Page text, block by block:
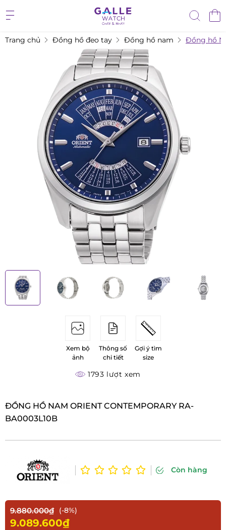
Trang chủ Đồng hồ đeo tay Đồng hồ nam Đồng hồ
Xem bộ
ảnh
Thông số
chi tiết
Gợi ý tìm
size
1793 lượt xem
ĐỒNG HỒ NAM ORIENT CONTEMPORARY RA-
BA0003L10B
Còn hàng
9.880.000₫ (-8%)
9.089.600₫